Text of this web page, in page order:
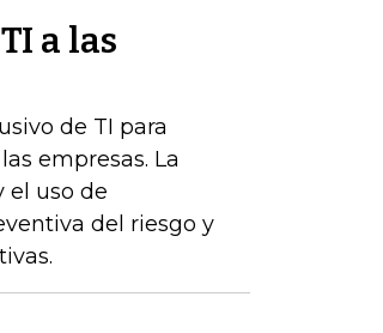
a las
de TI para
empresas. La
el uso de
del riesgo y